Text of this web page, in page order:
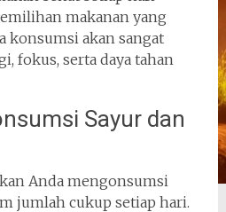
makanan yang
konsumsi akan sangat
fokus, serta daya tahan
Sayur dan
Anda mengonsumsi
jumlah cukup setiap hari.